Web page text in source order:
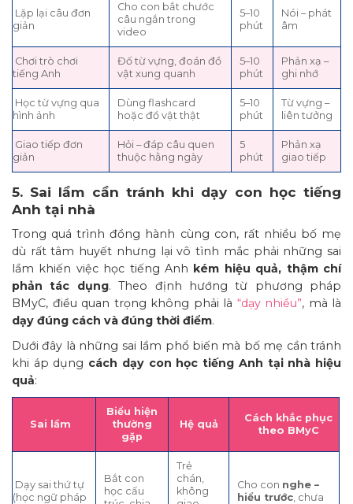
Lặp lại câu đơn
giản
Cho con bắt chước
câu ngắn trong
video
5–10
phút
Nói – phát
âm
Chơi trò chơi
tiếng Anh
Đố từ vựng, đoán đồ
vật xung quanh
5–10
phút
Phản xạ –
ghi nhớ
Học từ vựng qua
hình ảnh
Dùng flashcard
hoặc đồ vật thật
5–10
phút
Từ vựng –
liên tưởng
Giao tiếp đơn
giản
Hỏi – đáp câu quen
thuộc hằng ngày
5
phút
Phản xạ
giao tiếp
5. Sai lầm cần tránh khi dạy con học tiếng
Anh tại nhà
Trong quá trình đồng hành cùng con, rất nhiều bố mẹ
dù rất tâm huyết nhưng lại vô tình mắc phải những sai
lầm khiến việc học tiếng Anh kém hiệu quả, thậm chí
phản tác dụng. Theo định hướng từ phương pháp
BMyC, điều quan trọng không phải là “dạy nhiều”, mà là
dạy đúng cách và đúng thời điểm.
Dưới đây là những sai lầm phổ biến mà bố mẹ cần tránh
khi áp dụng cách dạy con học tiếng Anh tại nhà hiệu
quả:
Sai lầm
Biểu hiện
thường
gặp
Hệ quả
Cách khắc phục
theo BMyC
Dạy sai thứ tự
(học ngữ pháp
Bắt con
học cấu
Trẻ
chán,
không
Cho con nghe –
hiểu trước , chưa